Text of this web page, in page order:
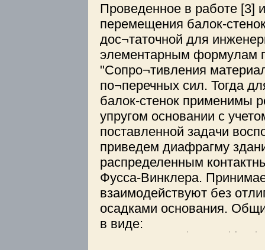
Проведенное в работе [3]
перемещения балок-
дос¬таточной для
элементарным формулам
"Сопро¬тивления
по¬перечных сил. Тогда
балок-стенок применимы
упругом основании с
поставленной задачи
приведем диафрагму
распределенным
Фусса-Винклера.
взаимодействуют без
осадками основания.
в виде: